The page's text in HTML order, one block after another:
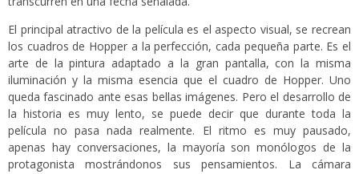
El principal atractivo de la película es el aspecto visual, se recrean
los cuadros de Hopper a la perfección, cada pequeña parte. Es el
arte de la pintura adaptado a la gran pantalla, con la misma
iluminación y la misma esencia que el cuadro de Hopper. Uno
queda fascinado ante esas bellas imágenes. Pero el desarrollo de
la historia es muy lento, se puede decir que durante toda la
película no pasa nada realmente. El ritmo es muy pausado,
apenas hay conversaciones, la mayoría son monólogos de la
protagonista mostrándonos sus pensamientos. La cámara